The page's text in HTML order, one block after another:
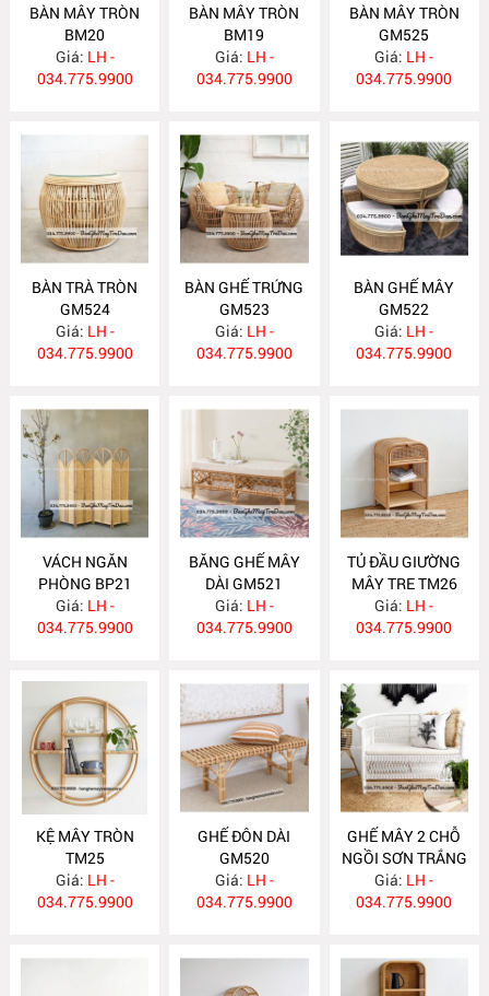
BÀN MÂY TRÒN
BM20
Giá: LH -
034.775.9900
BÀN MÂY TRÒN
BM19
Giá: LH -
034.775.9900
BÀN MÂY TRÒN
GM525
Giá: LH -
034.775.9900
BÀN TRÀ TRÒN
GM524
Giá: LH -
034.775.9900
BÀN GHẾ TRỨNG
GM523
Giá: LH -
034.775.9900
BÀN GHẾ MÂY
GM522
Giá: LH -
034.775.9900
VÁCH NGĂN
PHÒNG BP21
Giá: LH -
034.775.9900
BĂNG GHẾ MÂY
DÀI GM521
Giá: LH -
034.775.9900
TỦ ĐẦU GIƯỜNG
MÂY TRE TM26
Giá: LH -
034.775.9900
KỆ MÂY TRÒN
TM25
Giá: LH -
034.775.9900
GHẾ ĐÔN DÀI
GM520
Giá: LH -
034.775.9900
GHẾ MÂY 2 CHỖ
NGỒI SƠN TRẮNG
GM519
Giá: LH -
034.775.9900